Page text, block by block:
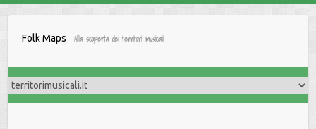
Folk Maps Alla scoperta dei territori musicali